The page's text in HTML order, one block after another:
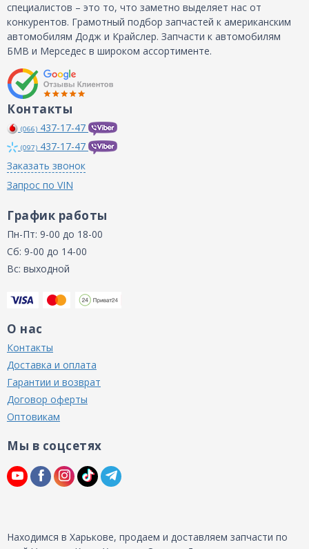
специалистов – это то, что заметно выделяет нас от
конкурентов. Грамотный подбор запчастей к американским
автомобилям Додж и Крайслер. Запчасти к автомобилям
БМВ и Мерседес в широком ассортименте.
Контакты
(066) 437-17-47
(097) 437-17-47
Заказать звонок
Запрос по VIN
График работы
Пн-Пт: 9-00 до 18-00
Сб: 9-00 до 14-00
Вс: выходной
О нас
Контакты
Доставка и оплата
Гарантии и возврат
Договор оферты
Оптовикам
Мы в соцсетях
Находимся в Харькове, продаем и доставляем запчасти по